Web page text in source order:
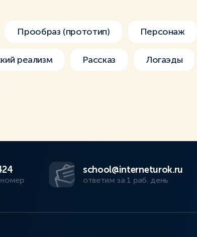
Прообраз (прототип) Персонаж
реализм Рассказ Логаэды
school@interneturok.ru
ответим за 1 раб. день